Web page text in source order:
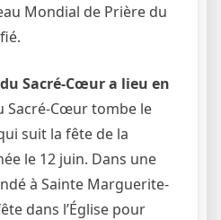
Mondial de Prière du
Sacré-Cœur a lieu en
Sacré-Cœur tombe le
suit la fête de la
le 12 juin. Dans une
à Sainte Marguerite-
dans l’Église pour